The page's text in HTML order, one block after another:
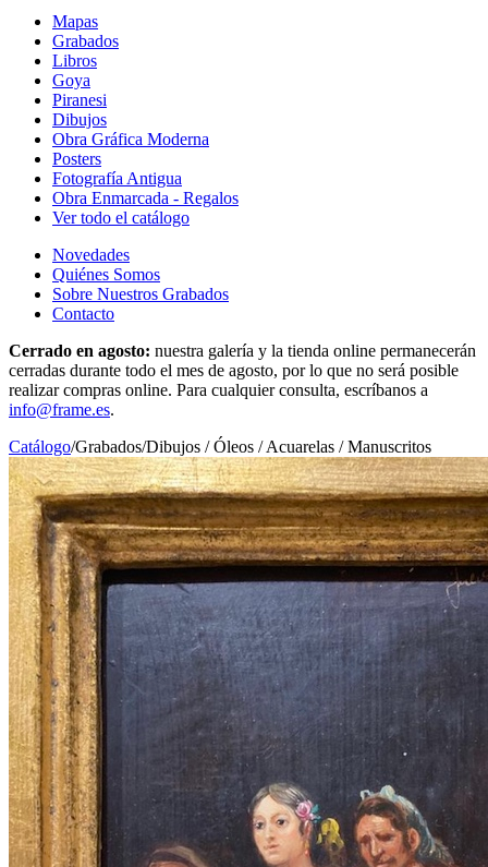
Mapas
Grabados
Libros
Goya
Piranesi
Dibujos
Obra Gráfica Moderna
Posters
Fotografía Antigua
Obra Enmarcada - Regalos
Ver todo el catálogo
Novedades
Quiénes Somos
Sobre Nuestros Grabados
Contacto
Cerrado en agosto: nuestra galería y la tienda online permanecerán
cerradas durante todo el mes de agosto, por lo que no será posible
realizar compras online. Para cualquier consulta, escríbanos a
info@frame.es.
Catálogo/Grabados/Dibujos / Óleos / Acuarelas / Manuscritos